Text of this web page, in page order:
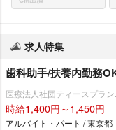
求人特集
歯科助手/扶養内勤務
医療法人社団ティースプラ
時給1,400円～1,450円
アルバイト・パート / 東京都